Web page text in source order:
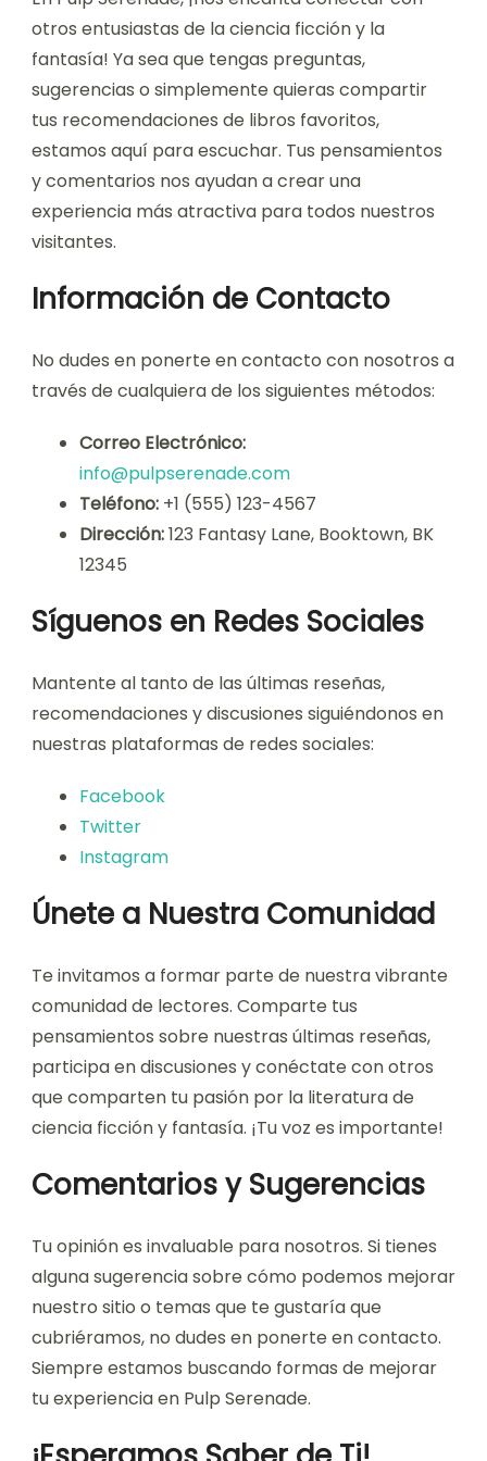
otros entusiastas de la ciencia ficción y la
fantasía! Ya sea que tengas preguntas,
sugerencias o simplemente quieras compartir
tus recomendaciones de libros favoritos,
estamos aquí para escuchar. Tus pensamientos
y comentarios nos ayudan a crear una
experiencia más atractiva para todos nuestros
visitantes.
Información de Contacto
No dudes en ponerte en contacto con nosotros a
través de cualquiera de los siguientes métodos:
Correo Electrónico:
info@pulpserenade.com
Teléfono: +1 (555) 123-4567
Dirección:123 Fantasy Lane, Booktown, BK
12345
Síguenos en Redes Sociales
Mantente al tanto de las últimas reseñas,
recomendaciones y discusiones siguiéndonos en
nuestras plataformas de redes sociales:
Facebook
Twitter
Instagram
Únete a Nuestra Comunidad
Te invitamos a formar parte de nuestra vibrante
comunidad de lectores. Comparte tus
pensamientos sobre nuestras últimas reseñas,
participa en discusiones y conéctate con otros
que comparten tu pasión por la literatura de
ciencia ficción y fantasía. ¡Tu voz es importante!
Comentarios y Sugerencias
Tu opinión es invaluable para nosotros. Si tienes
alguna sugerencia sobre cómo podemos mejorar
nuestro sitio o temas que te gustaría que
cubriéramos, no dudes en ponerte en contacto.
Siempre estamos buscando formas de mejorar
tu experiencia en Pulp Serenade.